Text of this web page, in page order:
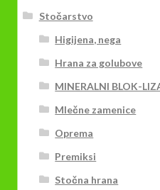
Stočarstvo
Higijena, nega
Hrana za golubove
MINERALNI BLOK-
Mlečne zamenice
Oprema
Premiksi
Stočna hrana